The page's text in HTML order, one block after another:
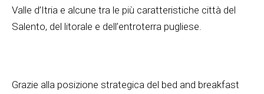
Valle d’Itria e alcune tra le più caratteristiche città del
Salento, del litorale e dell’entroterra pugliese.
Grazie alla posizione strategica del bed and breakfast